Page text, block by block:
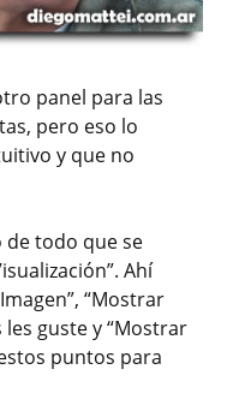
panel para las
pero eso lo
y que no
de todo que se
Ahí
“Mostrar
guste y “Mostrar
puntos para